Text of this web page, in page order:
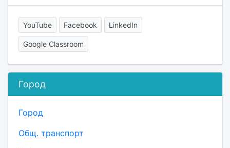
YouTube Facebook LinkedIn
Google Classroom
Город
Город
Общ. транспорт